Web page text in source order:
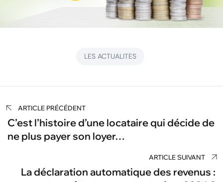
LES ACTUALITES
Navigation
de
l’article
ARTICLE PRÉCÉDENT
C’est l’histoire d’une locataire qui décide de
ne plus payer son loyer…
ARTICLE SUIVANT
La déclaration automatique des revenus :